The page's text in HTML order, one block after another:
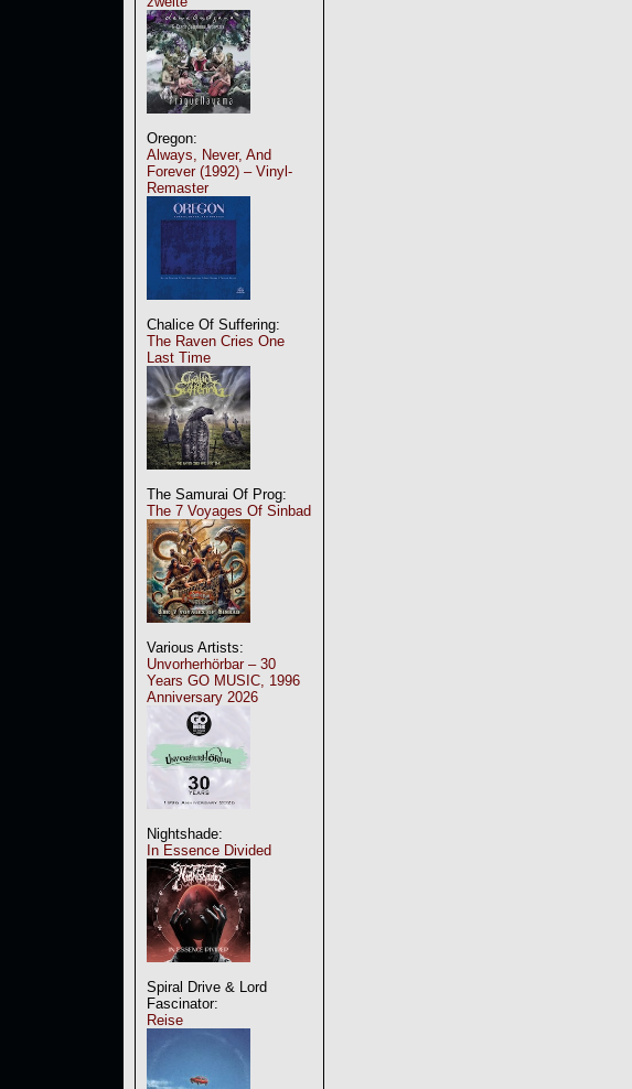
Oregon:
Always, Never, And
Forever (1992) – Vinyl-
Remaster
Chalice Of Suffering:
The Raven Cries One
Last Time
The Samurai Of Prog:
The 7 Voyages Of Sinbad
Various Artists:
Unvorherhörbar – 30
Years GO MUSIC, 1996
Anniversary 2026
Nightshade:
In Essence Divided
Spiral Drive & Lord
Fascinator:
Reise